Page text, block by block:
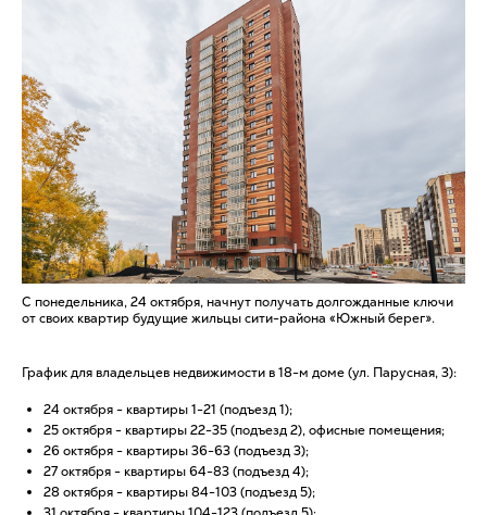
С понедельника, 24 октября, начнут получать долгожданные ключи
от своих квартир будущие жильцы сити-района «Южный берег».
График для владельцев недвижимости в 18-м доме (ул. Парусная, 3):
24 октября - квартиры 1-21 (подъезд 1);
25 октября - квартиры 22-35 (подъезд 2), офисные помещения;
26 октября - квартиры 36-63 (подъезд 3);
27 октября - квартиры 64-83 (подъезд 4);
28 октября - квартиры 84-103 (подъезд 5);